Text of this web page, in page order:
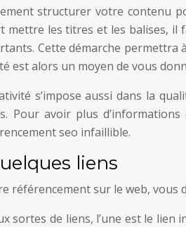
structurer votre contenu
mettre les titres et les balises, il
Cette démarche permettra
est alors un moyen de vous
s’impose aussi dans la
Pour avoir plus
seo infaillible.
liens
référencement sur le web, vous
sortes de liens, l’une est le lien